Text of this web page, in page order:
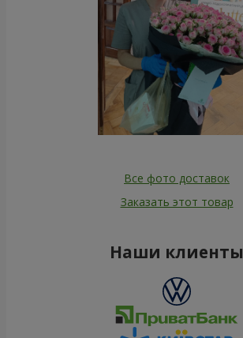
Все фото доставок
Заказать этот товар
Наши клиенты